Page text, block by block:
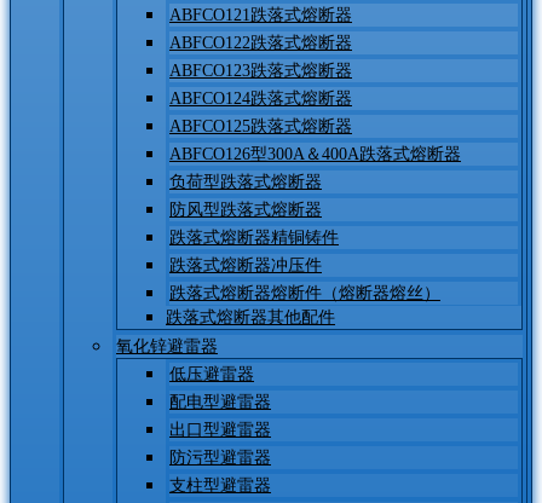
ABFCO121跌落式熔断器
ABFCO122跌落式熔断器
ABFCO123跌落式熔断器
ABFCO124跌落式熔断器
ABFCO125跌落式熔断器
ABFCO126型300A＆400A跌落式熔断器
负荷型跌落式熔断器
防风型跌落式熔断器
跌落式熔断器精铜铸件
跌落式熔断器冲压件
跌落式熔断器熔断件（熔断器熔丝）
跌落式熔断器其他配件
氧化锌避雷器
低压避雷器
配电型避雷器
出口型避雷器
防污型避雷器
支柱型避雷器